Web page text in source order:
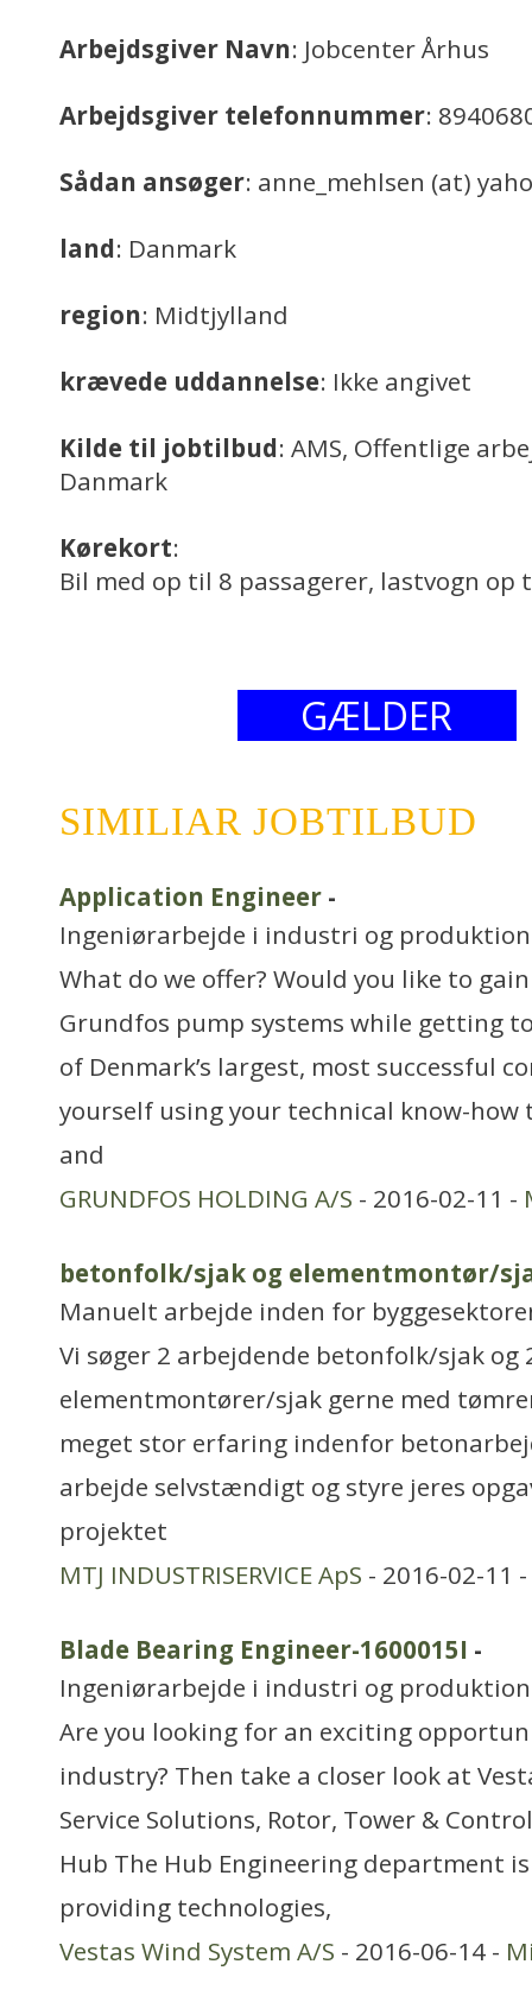
Arbejdsgiver Navn: Jobcenter Århus
Arbejdsgiver telefonnummer:
Sådan ansøger: anne_mehlsen (at)
land: Danmark
region: Midtjylland
krævede uddannelse: Ikke angivet
Kilde til jobtilbud: AMS, Offentlige
Danmark
Kørekort:
Bil med op til 8 passagerer, lastvogn op
GÆLDER
SIMILIAR JOBTILBUD
Application Engineer -
Ingeniørarbejde i industri og produktion
What do we offer? Would you like to
Grundfos pump systems while getting
of Denmark’s largest, most successful
yourself using your technical know-how
and
GRUNDFOS HOLDING A/S - 2016-02-11 -
betonfolk/sjak og elementmontør/
Manuelt arbejde inden for
Vi søger 2 arbejdende betonfolk/sjak og
elementmontører/sjak gerne med
meget stor erfaring indenfor
arbejde selvstændigt og styre jeres
projektet
MTJ INDUSTRISERVICE ApS - 2016-02-11 -
Blade Bearing Engineer-1600015I -
Ingeniørarbejde i industri og produktion
Are you looking for an exciting
industry? Then take a closer look at
Service Solutions, Rotor, Tower &
Hub The Hub Engineering department
providing technologies,
Vestas Wind System A/S - 2016-06-14 -